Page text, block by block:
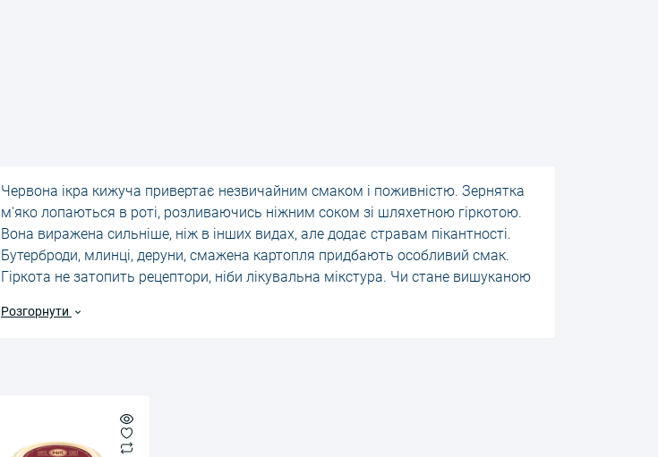
Червона ікра кижуча привертає незвичайним смаком і поживністю. Зернятка
м'яко лопаються в роті, розливаючись ніжним соком зі шляхетною гіркотою.
Вона виражена сильніше, ніж в інших видах, але додає стравам пікантності.
Бутерброди, млинці, деруни, смажена картопля придбають особливий смак.
Гіркота не затопить рецептори, ніби лікувальна мікстура. Чи стане вишуканою
Спробуйте додати продукт до яєць, морепродуктів, м'яких сирів - переконайтеся,
значно нижче, ніж у багатьох магазинах.
Розгорнути